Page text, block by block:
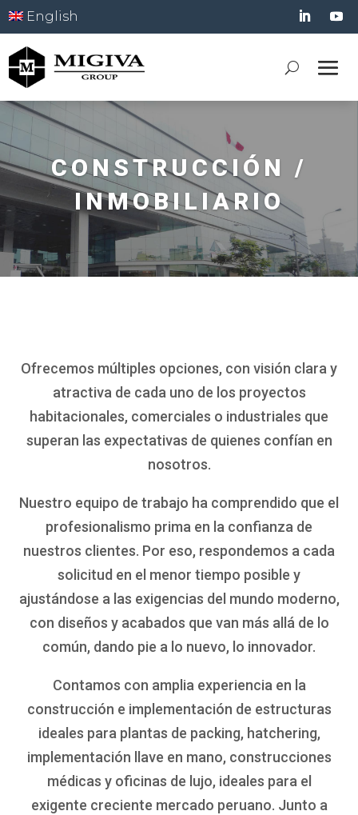
English
CONSTRUCCIÓN /
INMOBILIARIO
Ofrecemos múltiples opciones, con visión clara y
atractiva de cada uno de los proyectos
habitacionales, comerciales o industriales que
superan las expectativas de quienes confían en
nosotros.
Nuestro equipo de trabajo ha comprendido que el
profesionalismo prima en la confianza de
nuestros clientes. Por eso, respondemos a cada
solicitud en el menor tiempo posible y
ajustándose a las exigencias del mundo moderno,
con diseños y acabados que van más allá de lo
común, dando pie a lo nuevo, lo innovador.
Contamos con amplia experiencia en la
construcción e implementación de estructuras
ideales para plantas de packing, hatchering,
implementación llave en mano, construcciones
médicas y oficinas de lujo, ideales para el
exigente creciente mercado peruano. Junto a